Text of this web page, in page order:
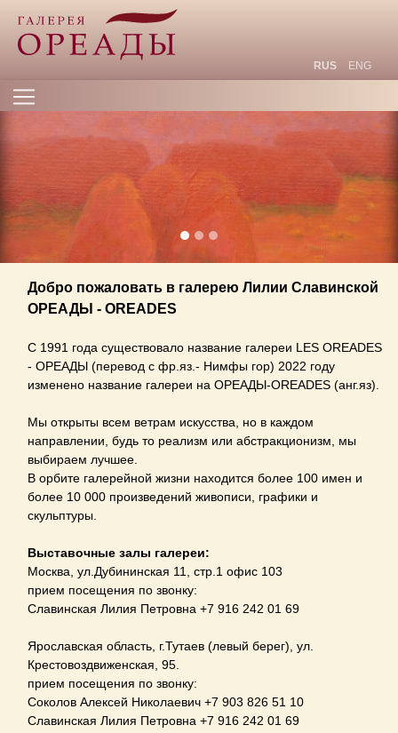
RUS ENG
Добро пожаловать в галерею Лилии Славинской
ОРЕАДЫ - OREADES
С 1991 года существовало название галереи LES OREADES
- ОРЕАДЫ (перевод с фр.яз.- Нимфы гор) 2022 году
изменено название галереи на ОРЕАДЫ-OREADES (анг.яз).
Мы открыты всем ветрам искусства, но в каждом
направлении, будь то реализм или абстракционизм, мы
выбираем лучшее.
В орбите галерейной жизни находится более 100 имен и
более 10 000 произведений живописи, графики и
скульптуры.
Выставочные залы галереи:
Москва, ул.Дубининская 11, стр.1 офис 103
прием посещения по звонку:
Славинская Лилия Петровна +7 916 242 01 69
Ярославская область, г.Тутаев (левый берег), ул.
Крестовоздвиженская, 95.
прием посещения по звонку:
Соколов Алексей Николаевич +7 903 826 51 10
Славинская Лилия Петровна +7 916 242 01 69